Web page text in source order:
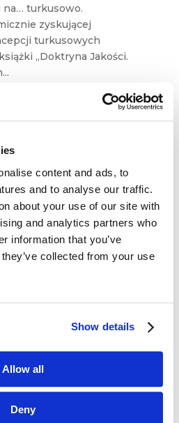
content and ads, to
and to analyse our traffic.
about your use of our site with
and analytics partners who
information that you’ve
collected from your use
Show details
Allow all
Deny
turkusowo.
zyskującej
turkusowych
„Doktryna Jakości.
WiN 83/7